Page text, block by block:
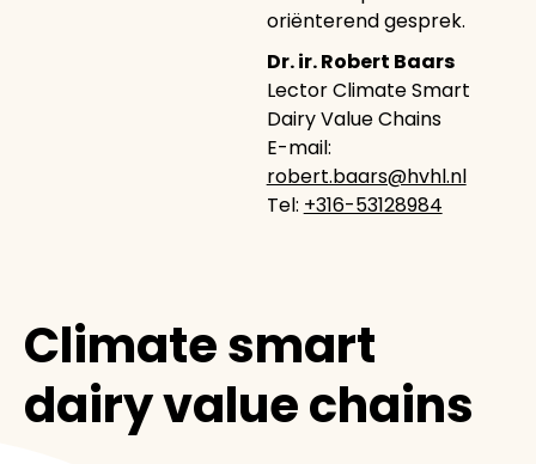
oriënterend gesprek.
Dr. ir. Robert Baars
Lector Climate Smart
Dairy Value Chains
E-mail:
robert.baars@hvhl.nl
Tel: +316-53128984
Climate smart
dairy value chains